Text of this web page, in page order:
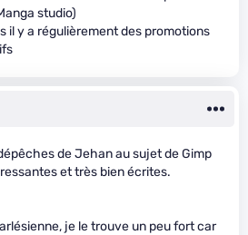
studio)
il y a régulièrement des promotions
de Jehan au sujet de Gimp
et très bien écrites.
je le trouve un peu fort car